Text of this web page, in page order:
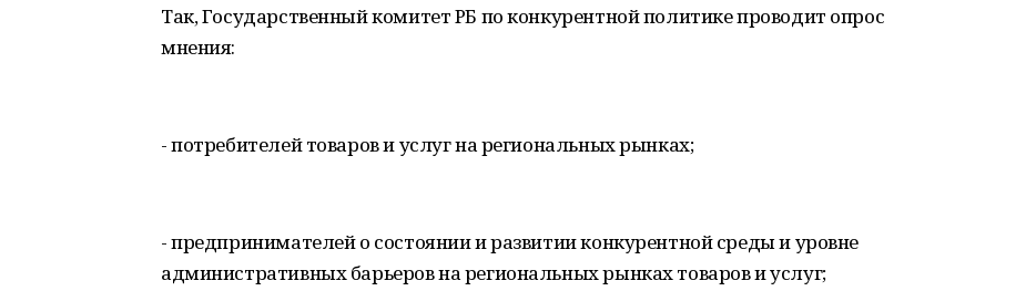
Так, Государственный комитет РБ по конкурентной политике проводит опрос
мнения:
- потребителей товаров и услуг на региональных рынках;
- предпринимателей о состоянии и развитии конкурентной среды и уровне
административных барьеров на региональных рынках товаров и услуг;